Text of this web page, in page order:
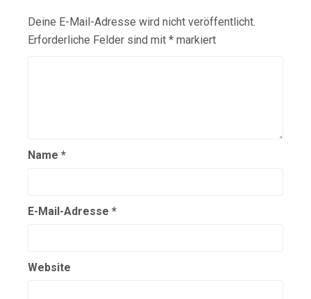
Deine E-Mail-Adresse wird nicht veröffentlicht.
Erforderliche Felder sind mit * markiert
Name *
E-Mail-Adresse *
Website